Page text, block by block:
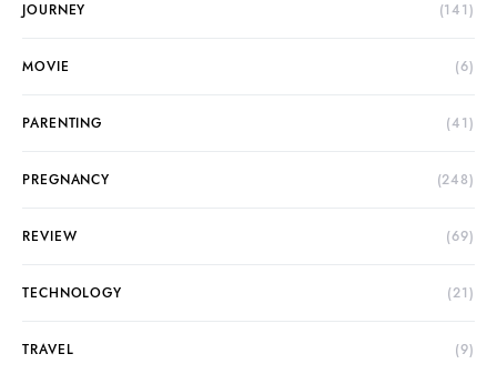
JOURNEY (141)
MOVIE (6)
PARENTING (41)
PREGNANCY (248)
REVIEW (69)
TECHNOLOGY (21)
TRAVEL (9)